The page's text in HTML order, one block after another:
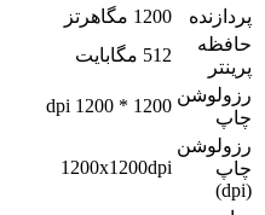
پردازنده
1200 مگاهرتز
حافظه
پرینتر
512 مگابایت
رزولوشن
چاپ
1200 * 1200 dpi
رزولوشن
چاپ
(dpi)
1200x1200dpi